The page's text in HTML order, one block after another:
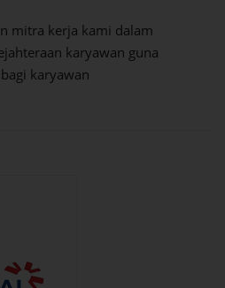
mitra kerja kami dalam
karyawan guna
karyawan